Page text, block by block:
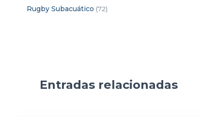
Rugby Subacuático (72)
Entradas relacionadas